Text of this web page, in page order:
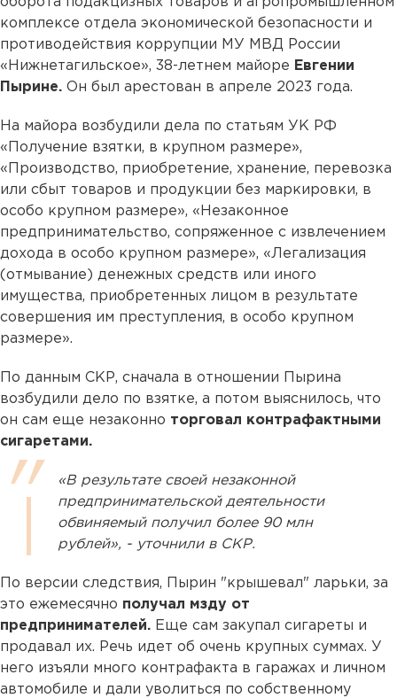
комплексе отдела экономической безопасности и
противодействия коррупции МУ МВД России
«Нижнетагильское», 38-летнем майоре Евгении
Пырине. Он был арестован в апреле 2023 года.
На майора возбудили дела по статьям УК РФ
«Получение взятки, в крупном размере»,
«Производство, приобретение, хранение, перевозка
или сбыт товаров и продукции без маркировки, в
особо крупном размере», «Незаконное
предпринимательство, сопряженное с извлечением
дохода в особо крупном размере», «Легализация
(отмывание) денежных средств или иного
имущества, приобретенных лицом в результате
совершения им преступления, в особо крупном
размере».
По данным СКР, сначала в отношении Пырина
возбудили дело по взятке, а потом выяснилось, что
он сам еще незаконно торговал контрафактными
сигаретами.
«В результате своей незаконной
предпринимательской деятельности
обвиняемый получил более 90 млн
рублей», - уточнили в СКР.
По версии следствия, Пырин "крышевал" ларьки, за
это ежемесячно получал мзду от
предпринимателей. Еще сам закупал сигареты и
продавал их. Речь идет об очень крупных суммах. У
него изъяли много контрафакта в гаражах и личном
автомобиле и дали уволиться по собственному